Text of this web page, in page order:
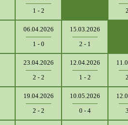
1 - 2
06.04.2026
1 - 0
15.03.2026
2 - 1
23.04.2026
2 - 2
12.04.2026
1 - 2
19.04.2026
2 - 2
10.05.2026
0 - 4